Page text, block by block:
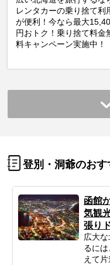
レンタカーの乗り捨て利
が便利！今なら最大
円おトク！乗り捨て料金
料キャンペーン実施中！
登別・洞爺のお
函館
気観
張り
広大
るに
えて